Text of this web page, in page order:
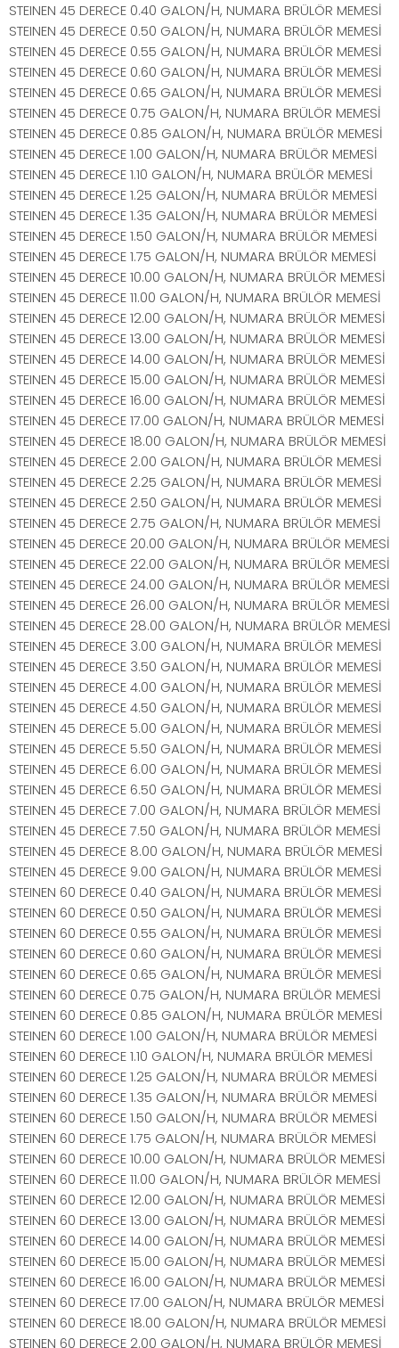
STEINEN 45 DERECE 0.40 GALON/H, NUMARA BRÜLÖR MEMESİ
STEINEN 45 DERECE 0.50 GALON/H, NUMARA BRÜLÖR MEMESİ
STEINEN 45 DERECE 0.55 GALON/H, NUMARA BRÜLÖR MEMESİ
STEINEN 45 DERECE 0.60 GALON/H, NUMARA BRÜLÖR MEMESİ
STEINEN 45 DERECE 0.65 GALON/H, NUMARA BRÜLÖR MEMESİ
STEINEN 45 DERECE 0.75 GALON/H, NUMARA BRÜLÖR MEMESİ
STEINEN 45 DERECE 0.85 GALON/H, NUMARA BRÜLÖR MEMESİ
STEINEN 45 DERECE 1.00 GALON/H, NUMARA BRÜLÖR MEMESİ
STEINEN 45 DERECE 1.10 GALON/H, NUMARA BRÜLÖR MEMESİ
STEINEN 45 DERECE 1.25 GALON/H, NUMARA BRÜLÖR MEMESİ
STEINEN 45 DERECE 1.35 GALON/H, NUMARA BRÜLÖR MEMESİ
STEINEN 45 DERECE 1.50 GALON/H, NUMARA BRÜLÖR MEMESİ
STEINEN 45 DERECE 1.75 GALON/H, NUMARA BRÜLÖR MEMESİ
STEINEN 45 DERECE 10.00 GALON/H, NUMARA BRÜLÖR MEMESİ
STEINEN 45 DERECE 11.00 GALON/H, NUMARA BRÜLÖR MEMESİ
STEINEN 45 DERECE 12.00 GALON/H, NUMARA BRÜLÖR MEMESİ
STEINEN 45 DERECE 13.00 GALON/H, NUMARA BRÜLÖR MEMESİ
STEINEN 45 DERECE 14.00 GALON/H, NUMARA BRÜLÖR MEMESİ
STEINEN 45 DERECE 15.00 GALON/H, NUMARA BRÜLÖR MEMESİ
STEINEN 45 DERECE 16.00 GALON/H, NUMARA BRÜLÖR MEMESİ
STEINEN 45 DERECE 17.00 GALON/H, NUMARA BRÜLÖR MEMESİ
STEINEN 45 DERECE 18.00 GALON/H, NUMARA BRÜLÖR MEMESİ
STEINEN 45 DERECE 2.00 GALON/H, NUMARA BRÜLÖR MEMESİ
STEINEN 45 DERECE 2.25 GALON/H, NUMARA BRÜLÖR MEMESİ
STEINEN 45 DERECE 2.50 GALON/H, NUMARA BRÜLÖR MEMESİ
STEINEN 45 DERECE 2.75 GALON/H, NUMARA BRÜLÖR MEMESİ
STEINEN 45 DERECE 20.00 GALON/H, NUMARA BRÜLÖR MEMESİ
STEINEN 45 DERECE 22.00 GALON/H, NUMARA BRÜLÖR MEMESİ
STEINEN 45 DERECE 24.00 GALON/H, NUMARA BRÜLÖR MEMESİ
STEINEN 45 DERECE 26.00 GALON/H, NUMARA BRÜLÖR MEMESİ
STEINEN 45 DERECE 28.00 GALON/H, NUMARA BRÜLÖR MEMESİ
STEINEN 45 DERECE 3.00 GALON/H, NUMARA BRÜLÖR MEMESİ
STEINEN 45 DERECE 3.50 GALON/H, NUMARA BRÜLÖR MEMESİ
STEINEN 45 DERECE 4.00 GALON/H, NUMARA BRÜLÖR MEMESİ
STEINEN 45 DERECE 4.50 GALON/H, NUMARA BRÜLÖR MEMESİ
STEINEN 45 DERECE 5.00 GALON/H, NUMARA BRÜLÖR MEMESİ
STEINEN 45 DERECE 5.50 GALON/H, NUMARA BRÜLÖR MEMESİ
STEINEN 45 DERECE 6.00 GALON/H, NUMARA BRÜLÖR MEMESİ
STEINEN 45 DERECE 6.50 GALON/H, NUMARA BRÜLÖR MEMESİ
STEINEN 45 DERECE 7.00 GALON/H, NUMARA BRÜLÖR MEMESİ
STEINEN 45 DERECE 7.50 GALON/H, NUMARA BRÜLÖR MEMESİ
STEINEN 45 DERECE 8.00 GALON/H, NUMARA BRÜLÖR MEMESİ
STEINEN 45 DERECE 9.00 GALON/H, NUMARA BRÜLÖR MEMESİ
STEINEN 60 DERECE 0.40 GALON/H, NUMARA BRÜLÖR MEMESİ
STEINEN 60 DERECE 0.50 GALON/H, NUMARA BRÜLÖR MEMESİ
STEINEN 60 DERECE 0.55 GALON/H, NUMARA BRÜLÖR MEMESİ
STEINEN 60 DERECE 0.60 GALON/H, NUMARA BRÜLÖR MEMESİ
STEINEN 60 DERECE 0.65 GALON/H, NUMARA BRÜLÖR MEMESİ
STEINEN 60 DERECE 0.75 GALON/H, NUMARA BRÜLÖR MEMESİ
STEINEN 60 DERECE 0.85 GALON/H, NUMARA BRÜLÖR MEMESİ
STEINEN 60 DERECE 1.00 GALON/H, NUMARA BRÜLÖR MEMESİ
STEINEN 60 DERECE 1.10 GALON/H, NUMARA BRÜLÖR MEMESİ
STEINEN 60 DERECE 1.25 GALON/H, NUMARA BRÜLÖR MEMESİ
STEINEN 60 DERECE 1.35 GALON/H, NUMARA BRÜLÖR MEMESİ
STEINEN 60 DERECE 1.50 GALON/H, NUMARA BRÜLÖR MEMESİ
STEINEN 60 DERECE 1.75 GALON/H, NUMARA BRÜLÖR MEMESİ
STEINEN 60 DERECE 10.00 GALON/H, NUMARA BRÜLÖR MEMESİ
STEINEN 60 DERECE 11.00 GALON/H, NUMARA BRÜLÖR MEMESİ
STEINEN 60 DERECE 12.00 GALON/H, NUMARA BRÜLÖR MEMESİ
STEINEN 60 DERECE 13.00 GALON/H, NUMARA BRÜLÖR MEMESİ
STEINEN 60 DERECE 14.00 GALON/H, NUMARA BRÜLÖR MEMESİ
STEINEN 60 DERECE 15.00 GALON/H, NUMARA BRÜLÖR MEMESİ
STEINEN 60 DERECE 16.00 GALON/H, NUMARA BRÜLÖR MEMESİ
STEINEN 60 DERECE 17.00 GALON/H, NUMARA BRÜLÖR MEMESİ
STEINEN 60 DERECE 18.00 GALON/H, NUMARA BRÜLÖR MEMESİ
STEINEN 60 DERECE 2.00 GALON/H, NUMARA BRÜLÖR MEMESİ